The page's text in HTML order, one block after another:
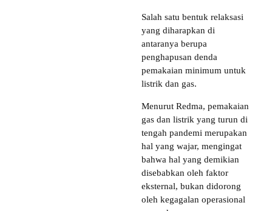
Salah satu bentuk relaksasi
yang diharapkan di
antaranya berupa
penghapusan denda
pemakaian minimum untuk
listrik dan gas.
Menurut Redma, pemakaian
gas dan listrik yang turun di
tengah pandemi merupakan
hal yang wajar, mengingat
bahwa hal yang demikian
disebabkan oleh faktor
eksternal, bukan didorong
oleh kegagalan operasional